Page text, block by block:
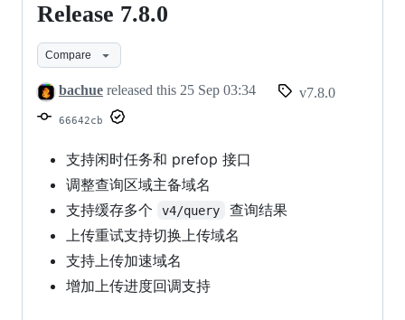
Release
7.8.0
Release 7.8.0
Compare
bachue released this 25 Sep 03:34 v7.8.0
66642cb
支持闲时任务和 prefop 接口
调整查询区域主备域名
支持缓存多个
v4/query
查询结果
上传重试支持切换上传域名
支持上传加速域名
增加上传进度回调支持